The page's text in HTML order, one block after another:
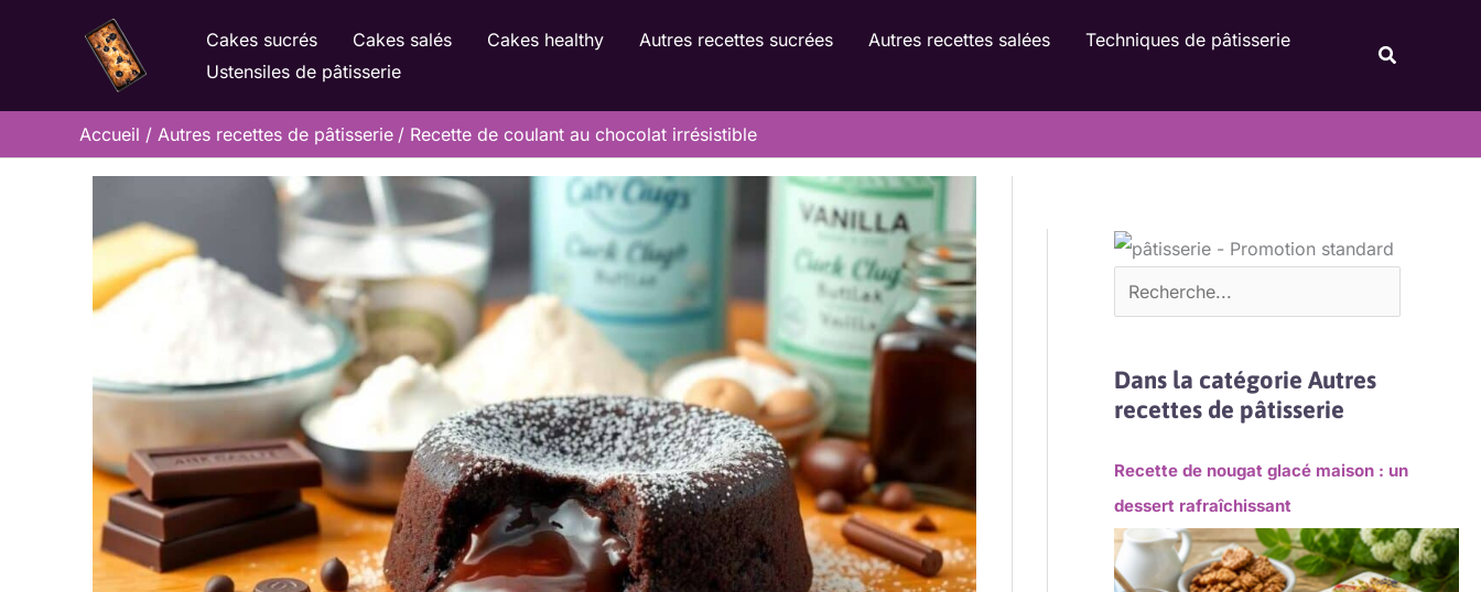
Cakes sucrés Cakes salés Cakes healthy Autres recettes sucrées Autres recettes salées
Techniques de pâtisserie
Ustensiles de pâtisserie
Accueil Autres recettes de pâtisserie Recette de coulant au chocolat irrésistible
Dans la catégorie Autres
recettes de pâtisserie
Recette de nougat glacé maison : un
dessert rafraîchissant